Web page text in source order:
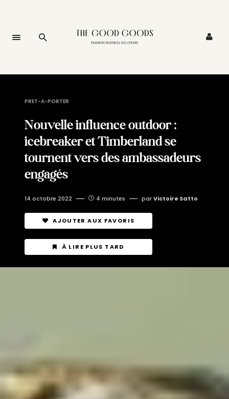
PRET-A-PORTER
Nouvelle influence outdoor :
icebreaker et Timberland se
tournent vers des ambassadeurs
engagés
14 octobre 2022 4 minutes parVictoire Satto
AJOUTER AUX FAVORIS
À LIRE PLUS TARD